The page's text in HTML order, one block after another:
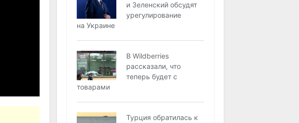
и Зеленский обсудят
урегулирование
на Украине
В Wildberries
рассказали, что
теперь будет с
товарами
Турция обратилась к